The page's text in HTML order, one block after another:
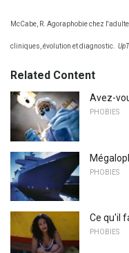
McCabe, R. Agoraphobie chez
cliniques, évolution et diagnostic.
Related Content
Avez-
PHOBIES
PHOBIES
Ce qu'il
PHOBIES